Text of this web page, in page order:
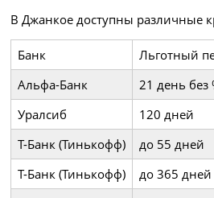
В Джанкое доступны различные
Банк Льготный
Альфа-Банк
21 день без
Уралсиб
120 дней
Т-Банк (Тинькофф)
до 55 дней
Т-Банк (Тинькофф)
до 365 дней